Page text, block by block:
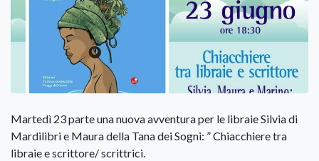
Martedì 23 parte una nuova avventura per le libraie Silvia di
Mardilibri e Maura della Tana dei Sogni: ” Chiacchiere tra
libraie e scrittore/ scrittrici.